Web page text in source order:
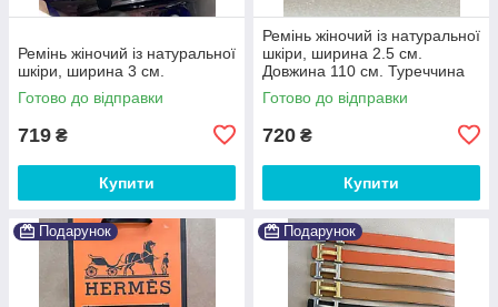
Ремінь жіночий із натуральної
шкіри, ширина 3 см.
Готово до відправки
719 ₴
Купити
Ремінь жіночий із натуральної
шкіри, ширина 2.5 см.
Довжина 110 см. Туреччина
Готово до відправки
720 ₴
Купити
Подарунок Подарунок